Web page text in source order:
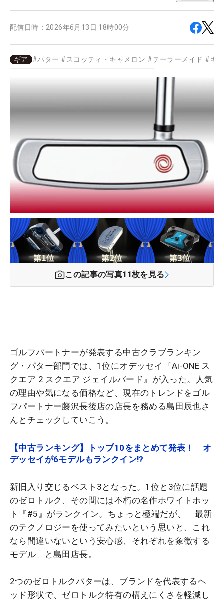
配信日時： 2026年6月13日 18時00分
ギア #パター # スコッティ・キャメロン #テーラーメイド #キ
この記事の写真11枚を見る
ゴルフパートナーが発表する中古クラブランキン
グ・パター部門では、1位にオデッセイ『Ai-ONE ス
クエア 2 スクエア ジェイルバード』が入った。人気
の理由や気になる価格など、現在のトレンドをゴル
フパートナー藤沢長後店の店長を務める島田辰也さ
んとチェックしていこう。
【中古ランキング】トップ10をまとめて発表！ オ
デッセイが6モデルもランクイン!?
新旧入り交じるベスト3となった。1位と3位に話題
のゼロトルク、その間には不朽の名作ホワイトホッ
ト『#5』がランクイン。ちょっと極端だが、「最新
のテクノロジーを使ってみたいという思いと、これ
なら間違いないという安心感、それぞれを象徴する
モデル」と島田店長。
2つのゼロトルクパターは、ブランドを代表するヘ
ッド形状で、ゼロトルク特有の構えにくさを軽減し